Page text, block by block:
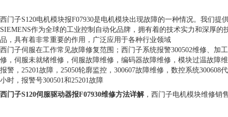
西门子S120电机模块报F07930是电机模块出现故障的一种情况。我们
SIEMENS作为全球的工业控制自动化品牌，拥有着的技术实力和深厚
品，具有着非常重要的作用，广泛应用于各种行业领域
西门子伺服在工作常见故障修复范围；西门子系统报警300502维修、加
修，伺服未就绪维修，伺服故障维修，编码器故障维修，模块过温故障
报警，25201故障，25050轮廓监控，300607故障维修，数控系统
小时，报警号300501和25201故障
西门子S120伺服驱动器报F07930维修方法详解，西门子电机模块维修销